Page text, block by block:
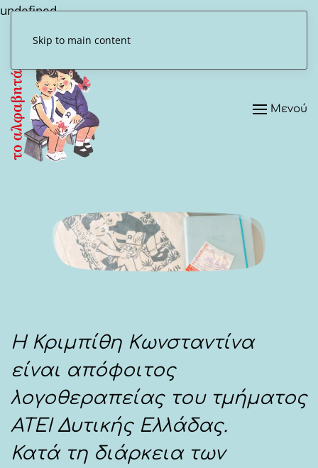
undefined
Skip to main content
Μενού
Η Κριμπίθη Κωνσταντίνα
είναι απόφοιτος
λογοθεραπείας του τμήματος
ΑΤΕΙ Δυτικής Ελλάδας.
Κατά τη διάρκεια των